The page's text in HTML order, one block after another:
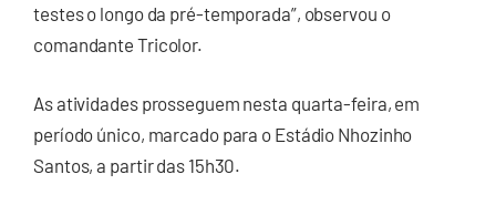
testes o longo da pré-temporada”, observou o
comandante Tricolor.
As atividades prosseguem nesta quarta-feira, em
período único, marcado para o Estádio Nhozinho
Santos, a partir das 15h30.